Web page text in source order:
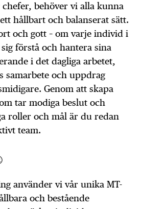
behöver vi alla kunna
hållbart och balanserat sätt.
och gott – om varje individ i
förstå och hantera sina
i det dagliga arbetet,
samarbete och uppdrag
Genom att skapa
tar modiga beslut och
roller och mål är du redan
team.
använder vi vår unika MT-
och bestående